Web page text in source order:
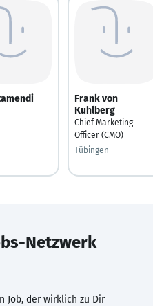
Frank von
Kuhlberg
Chief Marketing
Officer (CMO)
Tübingen
Netzwerk
Job, der wirklich zu Dir